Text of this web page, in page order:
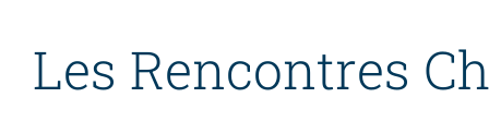
Les Rencontres